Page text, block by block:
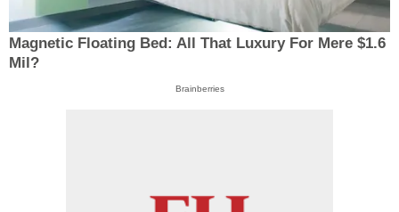
Magnetic Floating Bed: All That Luxury For Mere $1.6
Mil?
Brainberries